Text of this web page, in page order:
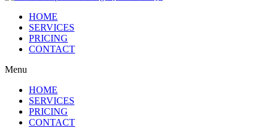
HOME
SERVICES
PRICING
CONTACT
Menu
HOME
SERVICES
PRICING
CONTACT